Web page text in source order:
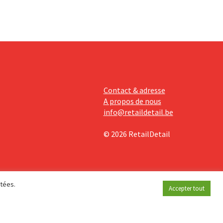
Contact & adresse
A propos de nous
info@retaildetail.be
© 2026 RetailDetail
Accepter tout